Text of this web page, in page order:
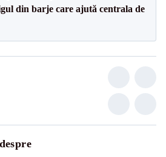
din barje care ajută centrala de